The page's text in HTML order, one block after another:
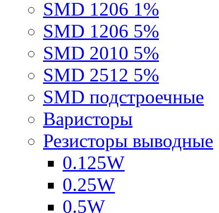
SMD 1206 1%
SMD 1206 5%
SMD 2010 5%
SMD 2512 5%
SMD подстроечные
Варисторы
Резисторы выводные
0.125W
0.25W
0.5W